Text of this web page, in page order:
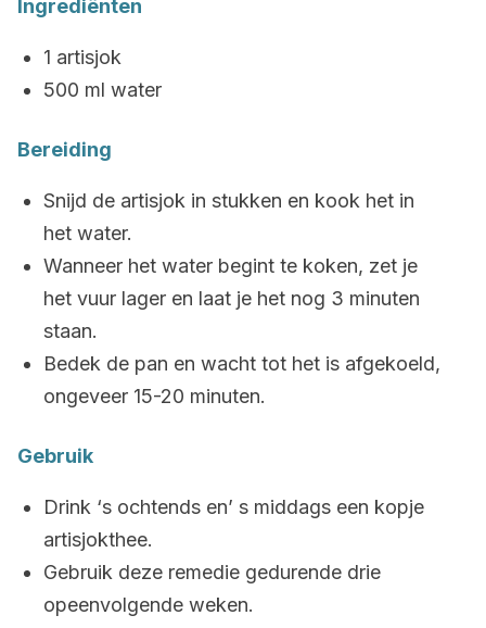
Ingrediënten
1 artisjok
500 ml water
Bereiding
Snijd de artisjok in stukken en kook het in
het water.
Wanneer het water begint te koken, zet je
het vuur lager en laat je het nog 3 minuten
staan.
Bedek de pan en wacht tot het is afgekoeld,
ongeveer 15-20 minuten.
Gebruik
Drink ‘s ochtends en’ s middags een kopje
artisjokthee.
Gebruik deze remedie gedurende drie
opeenvolgende weken.